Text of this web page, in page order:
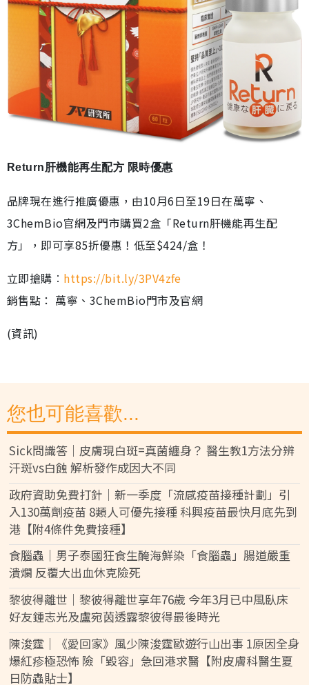
Return肝機能再生配方 限時優惠
品牌現在進行推廣優惠，由10月6日至19日在萬寧、
3ChemBio官網及門市購買2盒「Return肝機能再生配
方」，即可享85折優惠！低至$424/盒！
立即搶購︰ https://bit.ly/3PV4zfe
銷售點： 萬寧、3ChemBio門市及官網
(資訊)
您也可能喜歡...
Sick問識答｜皮膚現白斑=真菌纏身？ 醫生教1方法分辨
汗斑vs白蝕 解析發作成因大不同
政府資助免費打針｜新一季度「流感疫苗接種計劃」引
入130萬劑疫苗 8類人可優先接種 科興疫苗最快月底先到
港【附4條件免費接種】
食腦蟲｜男子泰國狂食生醃海鮮染「食腦蟲」腸道嚴重
潰爛 反覆大出血休克險死
黎彼得離世｜黎彼得離世享年76歲 今年3月已中風臥床
好友鍾志光及盧宛茵透露黎彼得最後時光
陳浚霆｜《愛回家》風少陳浚霆歐遊行山出事 1原因全身
爆紅疹極恐怖 險「毀容」急回港求醫【附皮膚科醫生夏
日防蟲貼士】